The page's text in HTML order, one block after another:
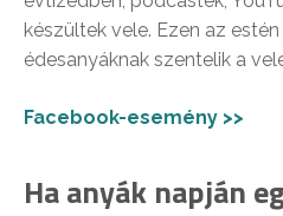
készültek vele. Ezen az
édesanyáknak szentelik a
Facebook-esemény >>
Ha anyák napján